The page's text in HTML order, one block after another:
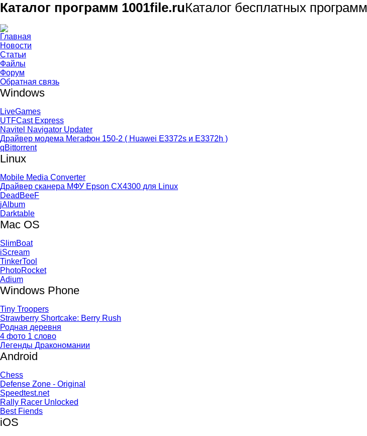
Каталог программ 1001file.ruКаталог бесплатных программ
Главная
Новости
Статьи
Файлы
Форум
Обратная связь
Windows
LiveGames
UTFCast Express
Navitel Navigator Updater
Драйвер модема Мегафон 150-2 ( Huawei E3372s и E3372h )
qBittorrent
Linux
Mobile Media Converter
Драйвер сканера МФУ Epson CX4300 для Linux
DeadBeeF
jAlbum
Darktable
Mac OS
SlimBoat
iScream
TinkerTool
PhotoRocket
Adium
Windows Phone
Tiny Troopers
Strawberry Shortcake: Berry Rush
Родная деревня
4 фото 1 слово
Легенды Дракономании
Android
Chess
Defense Zone - Original
Speedtest.net
Rally Racer Unlocked
Best Fiends
iOS